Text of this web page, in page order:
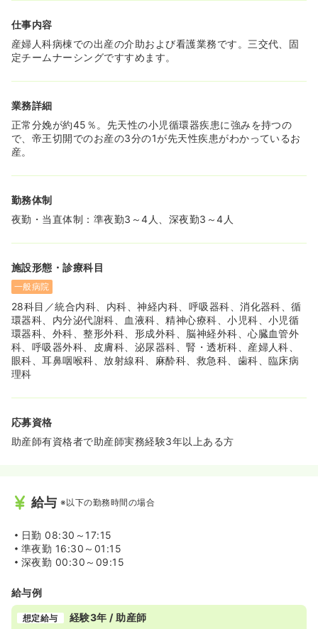
仕事内容
産婦人科病棟での出産の介助および看護業務です。三交代、固
定チームナーシングですすめます。
業務詳細
正常分娩が約45％。先天性の小児循環器疾患に強みを持つの
で、帝王切開でのお産の3分の1が先天性疾患がわかっているお
産。
勤務体制
夜勤・当直体制：準夜勤3～4人、深夜勤3～4人
施設形態・診療科目
一般病院
28科目／統合内科、内科、神経内科、呼吸器科、消化器科、循
環器科、内分泌代謝科、血液科、精神心療科、小児科、小児循
環器科、外科、整形外科、形成外科、脳神経外科、心臓血管外
科、呼吸器外科、皮膚科、泌尿器科、腎・透析科、産婦人科、
眼科、耳鼻咽喉科、放射線科、麻酔科、救急科、歯科、臨床病
理科
応募資格
助産師有資格者で助産師実務経験3年以上ある方
給与 ※以下の勤務時間の場合
日勤 08:30～17:15
準夜勤 16:30～01:15
深夜勤 00:30～09:15
給与例
想定給与 経験3年 / 助産師